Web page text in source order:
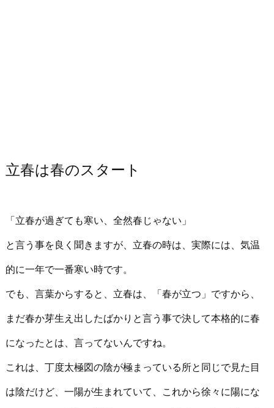
立春は春のスタート
「立春が過ぎても寒い、全然春じゃない」
と言う事を良く聞きますが、立春の時は、実際には、気温
的に一年で一番寒い時です。
でも、言葉からすると、立春は、「春が立つ」ですから、
まだ春か芽生え出したばかりと言う事で決して本格的に春
になったとは、言ってないんですね。
これは、丁度太極図の陰が極まっている所と同じで見た目
は陰だけど、一陽が生まれていて、これから徐々に陽にな